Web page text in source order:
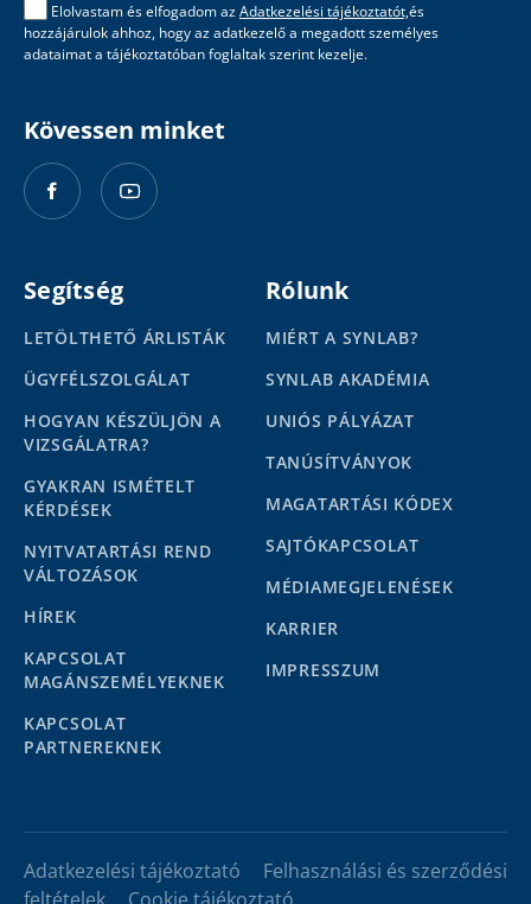
Elolvastam és elfogadom azAdatkezelési tájékoztatót,és
hozzájárulok ahhoz, hogy az adatkezelő a megadott személyes
adataimat a tájékoztatóban foglaltak szerint kezelje.
Kövessen minket
Segítség
LETÖLTHETŐ ÁRLISTÁK
ÜGYFÉLSZOLGÁLAT
HOGYAN KÉSZÜLJÖN A
VIZSGÁLATRA?
GYAKRAN ISMÉTELT
KÉRDÉSEK
NYITVATARTÁSI REND
VÁLTOZÁSOK
HÍREK
KAPCSOLAT
MAGÁNSZEMÉLYEKNEK
KAPCSOLAT
PARTNEREKNEK
Rólunk
MIÉRT A SYNLAB?
SYNLAB AKADÉMIA
UNIÓS PÁLYÁZAT
TANÚSÍTVÁNYOK
MAGATARTÁSI KÓDEX
SAJTÓKAPCSOLAT
MÉDIAMEGJELENÉSEK
KARRIER
IMPRESSZUM
Adatkezelési tájékoztató
Felhasználási és szerződési